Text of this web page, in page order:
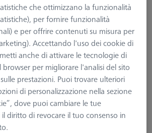
riferimento
in valigetta SENZA sfere di riferimento.
di base consiste in una valigetta
certificato di calibrazione del costruttore e
delle dimensioni dello strumento
della testa di misura, dev'essere scelto
adeguata
che ottimizzano la funzionalità
per fornire funzionalità
e per offrire contenuti su misura per
Accettando l'uso dei cookie di
anche di attivare le tecnologie di
per migliorare l'analisi del sito
prestazioni. Puoi trovare ulteriori
di personalizzazione nella sezione
dove puoi cambiare le tue
diritto di revocare il tuo consenso in